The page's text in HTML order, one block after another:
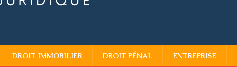
DROIT IMMOBILIER DROIT PÉNAL ENTREPRISE